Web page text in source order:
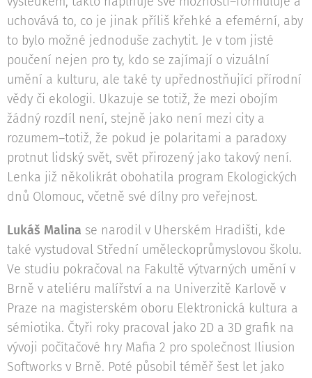
uchovává to, co je jinak příliš křehké a efemérní, aby
to bylo možné jednoduše zachytit. Je v tom jisté
poučení nejen pro ty, kdo se zajímají o vizuální
umění a kulturu, ale také ty upřednostňující přírodní
vědy či ekologii. Ukazuje se totiž, že mezi obojím
žádný rozdíl není, stejně jako není mezi city a
rozumem–totiž, že pokud je polaritami a paradoxy
protnut lidský svět, svět přirozený jako takový není.
Lenka již několikrát obohatila program Ekologických
dnů Olomouc, včetně své dílny pro veřejnost.
Lukáš Malina se narodil v Uherském Hradišti, kde
také vystudoval Střední uměleckoprůmyslovou školu.
Ve studiu pokračoval na Fakultě výtvarných umění v
Brně v ateliéru malířství a na Univerzitě Karlově v
Praze na magisterském oboru Elektronická kultura a
sémiotika. Čtyři roky pracoval jako 2D a 3D grafik na
vývoji počítačové hry Mafia 2 pro společnost Iliusion
Softworks v Brně. Poté působil téměř šest let jako